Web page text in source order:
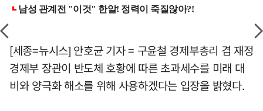
[세종=뉴시스] 안호균 기자 = 구윤철 경제부총리 겸 재정
경제부 장관이 반도체 호황에 따른 초과세수를 미래 대
비와 양극화 해소를 위해 사용하겠다는 입장을 밝혔다.